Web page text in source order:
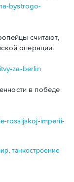
bystrogo-
считают,
операции.
za-berlin
в победе
rossijskoj-imperii-
,танкостроение